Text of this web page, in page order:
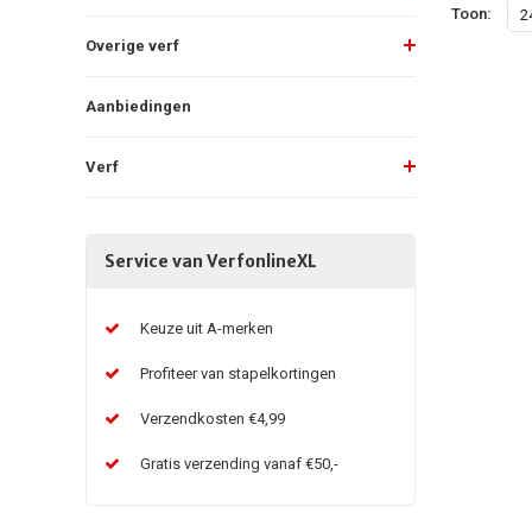
Overige verf
Aanbiedingen
Verf
Service van VerfonlineXL
Keuze uit A-merken
Profiteer van stapelkortingen
Verzendkosten €4,99
Gratis verzending vanaf €50,-
Toon: